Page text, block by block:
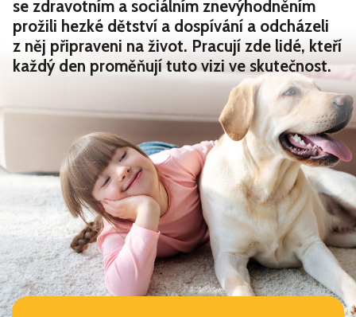
se zdravotním a sociálním znevýhodněním
prožili hezké dětství a dospívání a odcházeli
z něj připraveni na život. Pracují zde lidé, kteří
každý den proměňují tuto vizi ve skutečnost.